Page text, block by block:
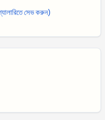
সেভ করুন)